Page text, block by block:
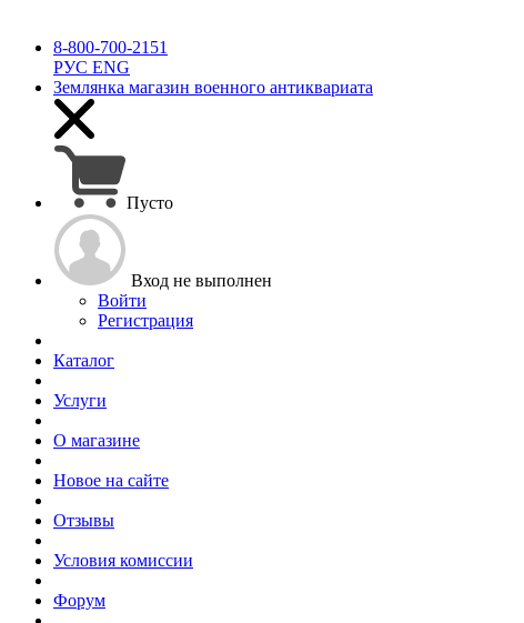
8-800-700-2151
РУС ENG
Землянка магазин военного антиквариата
Пусто
Вход не выполнен
Войти
Регистрация
Каталог
Услуги
О магазине
Новое на сайте
Отзывы
Условия комиссии
Форум